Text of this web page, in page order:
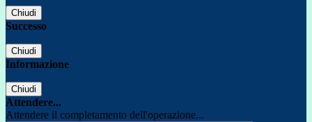
Chiudi
Successo
Chiudi
Informazione
Chiudi
Attendere...
Attendere il completamento dell'operazione...